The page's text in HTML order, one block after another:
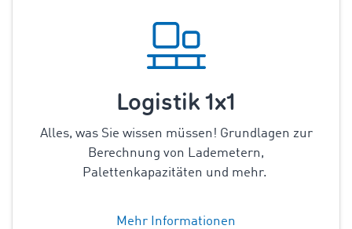
Logistik 1x1
Alles, was Sie wissen müssen! Grundlagen zur
Berechnung von Lademetern,
Palettenkapazitäten und mehr.
Mehr Informationen